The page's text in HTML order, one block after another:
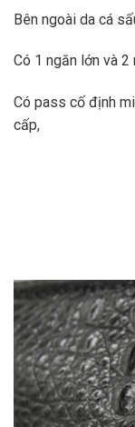
Bên ngoài da cá
Có 1 ngăn lớn và 2
Có pass cố định
cấp,